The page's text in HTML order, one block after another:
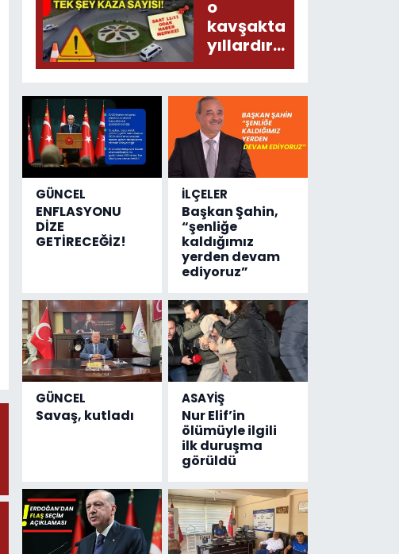
donduracak
olaylar
olmuş...
o
kavşakta
yıllardır
değişen
kaza
sayısı!
GÜNCEL
ENFLASYONU
DİZE
GETİRECEĞİZ!
İLÇELER
Başkan Şahin,
“şenliğe
kaldığımız
yerden devam
ediyoruz”
GÜNCEL
Savaş, kutladı
ASAYİŞ
Nur Elif’in
ölümüyle ilgili
ilk duruşma
görüldü